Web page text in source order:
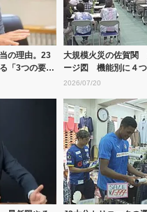
の理由。23
「3つの要
大規模火災の佐賀関
ージ図 機能別に４
民からは...
2026/07/20